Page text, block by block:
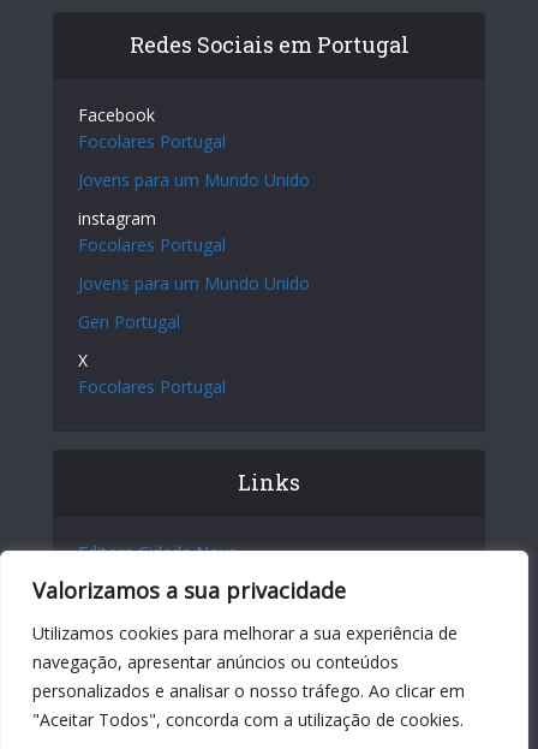
Valorizamos a sua privacidade
Utilizamos cookies para melhorar a sua experiência de
navegação, apresentar anúncios ou conteúdos
personalizados e analisar o nosso tráfego. Ao clicar em
"Aceitar Todos", concorda com a utilização de cookies.
Redes Sociais em Portugal
Facebook
Focolares Portugal
Jovens para um Mundo Unido
instagram
Focolares Portugal
Jovens para um Mundo Unido
Gen Portugal
X
Focolares Portugal
Links
Editora Cidade Nova
Site Internacional
Centro Chiara Lubich
Centro Igino Giordani
Sites dos Focolares nos 5 continentes